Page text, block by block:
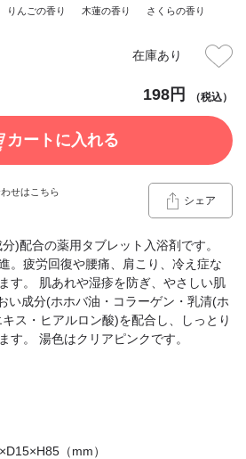
198円 （税込）
在庫あり
りんごの香り 木蓮の香り さくらの香り
せはこちら
シェア
)配合の薬用タブレット入浴剤です。
。疲労回復や腰痛、肩こり、冷え症な
す。 肌あれや湿疹を防ぎ、やさしい肌
い成分(ホホバ油・コラーゲン・乳清(ホ
ス・ヒアルロン酸)を配合し、しっとり
す。 湯色はクリアピンクです。
（mm）